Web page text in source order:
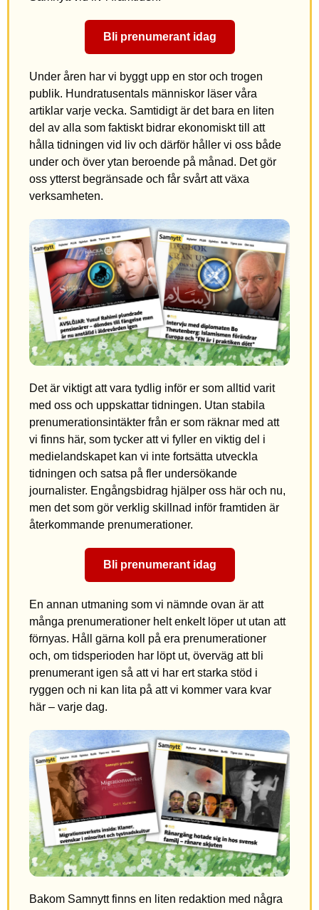
Bli prenumerant idag
Under åren har vi byggt upp en stor och trogen
publik. Hundratusentals människor läser våra
artiklar varje vecka. Samtidigt är det bara en liten
del av alla som faktiskt bidrar ekonomiskt till att
hålla tidningen vid liv och därför håller vi oss både
under och över ytan beroende på månad. Det gör
oss ytterst begränsade och får svårt att växa
verksamheten.
Det är viktigt att vara tydlig inför er som alltid varit
med oss och uppskattar tidningen. Utan stabila
prenumerationsintäkter från er som räknar med att
vi finns här, som tycker att vi fyller en viktig del i
medielandskapet kan vi inte fortsätta utveckla
tidningen och satsa på fler undersökande
journalister. Engångsbidrag hjälper oss här och nu,
men det som gör verklig skillnad inför framtiden är
återkommande prenumerationer.
Bli prenumerant idag
En annan utmaning som vi nämnde ovan är att
många prenumerationer helt enkelt löper ut utan att
förnyas. Håll gärna koll på era prenumerationer
och, om tidsperioden har löpt ut, överväg att bli
prenumerant igen så att vi har ert starka stöd i
ryggen och ni kan lita på att vi kommer vara kvar
här – varje dag.
Bakom Samnytt finns en liten redaktion med några